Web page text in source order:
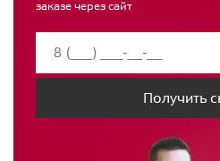
заказе через сайт
Получить